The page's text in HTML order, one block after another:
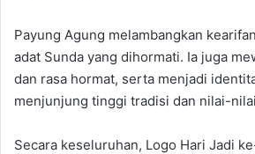
Payung Agung melambangkan
adat Sunda yang dihormati. Ia juga
dan rasa hormat, serta menjadi
menjunjung tinggi tradisi dan nilai-
Secara keseluruhan, Logo Hari Jadi